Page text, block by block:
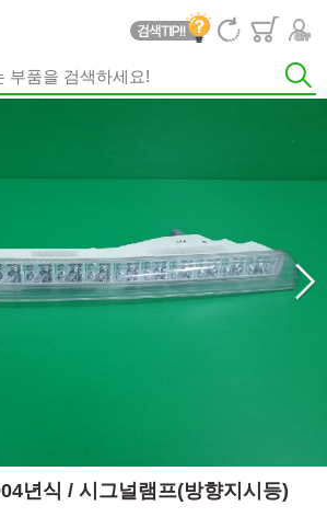
년식 / 시그널램프(방향지시등)